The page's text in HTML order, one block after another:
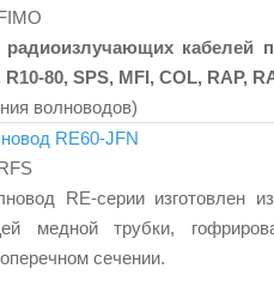
кабелей
R10-80, SPS, MFI, COL, RAP,
волноводов)
RE60-JFN
RE-серии изготовлен
медной трубки,
сечении.